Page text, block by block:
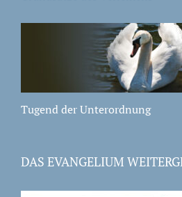
Tugend der Unterordnung
DAS EVANGELIUM